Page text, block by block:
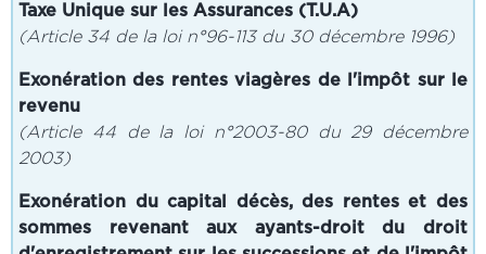
Taxe Unique sur les Assurances (T.U.A)
(Article 34 de la loi n°96-113 du 30 décembre 1996)
Exonération des rentes viagères de l'impôt sur le
revenu
(Article 44 de la loi n°2003-80 du 29 décembre
2003)
Exonération du capital décès, des rentes et des
sommes revenant aux ayants-droit du droit